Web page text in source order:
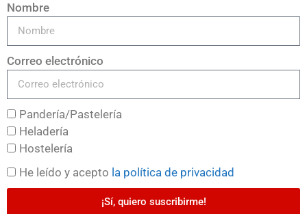
LEER MÁS
Nombre
Correo electrónico
Pandería/Pastelería
Heladería
Hostelería
He leído y acepto la política de privacidad
¡Sí, quiero suscribirme!